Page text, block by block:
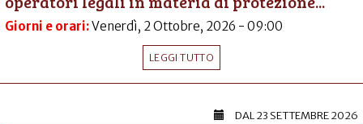
Giorni e orari:Venerdì, 2 Ottobre, 2026 - 09:00
LEGGI TUTTO
DAL23 SETTEMBRE 2026